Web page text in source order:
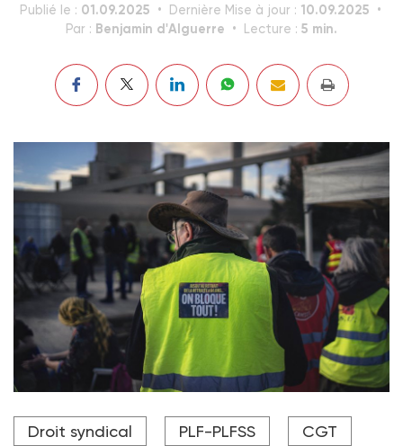
Publié le : 01.09.2025 Dernière Mise à jour : 10.09.2025
Par : Benjamin d'Alguerre Lecture : 5 min.
Le 10 septembre, Sud Santé-Sociaux et la CGT Santé-
Action sociale ont annoncé leur intention de soutenir
Droit syndical PLF-PLFSS CGT